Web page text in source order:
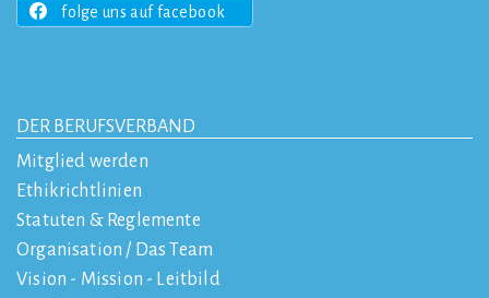
folge uns auf facebook
DER BERUFSVERBAND
Mitglied werden
Ethikrichtlinien
Statuten & Reglemente
Organisation / Das Team
Vision - Mission - Leitbild